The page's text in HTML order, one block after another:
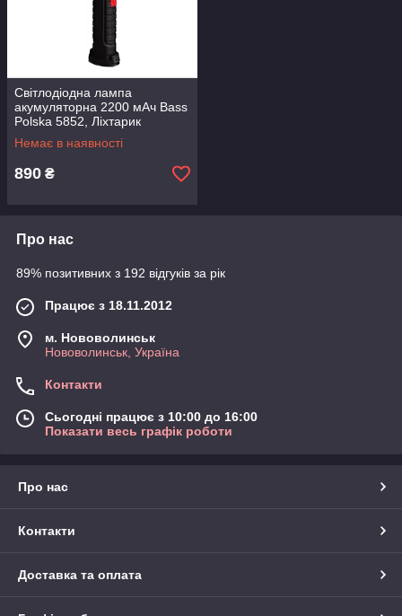
Світлодіодна лампа
акумуляторна 2200 мАч Bass
Polska 5852, Ліхтарик
світлодіодний, LED лампа
акумуляторна
Немає в наявності
890 ₴
Про нас
89% позитивних з 192 відгуків за рік
Працює з 18.11.2012
м. Нововолинськ
Нововолинськ, Україна
Контакти
Сьогодні працює з 10:00 до 16:00
Показати весь графік роботи
Про нас
Контакти
Доставка та оплата